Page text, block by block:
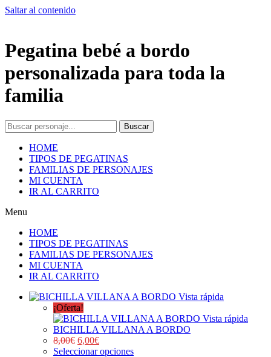
Saltar al contenido
Pegatina bebé a bordo
personalizada para toda la
familia
Buscar
HOME
TIPOS DE PEGATINAS
FAMILIAS DE PERSONAJES
MI CUENTA
IR AL CARRITO
Menu
HOME
TIPOS DE PEGATINAS
FAMILIAS DE PERSONAJES
MI CUENTA
IR AL CARRITO
Vista rápida
¡Oferta!
Vista rápida
BICHILLA VILLANA A BORDO
8,00€ 6,00€
Seleccionar opciones